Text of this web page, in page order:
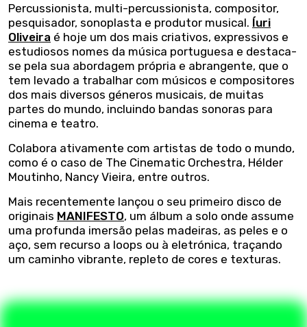
Percussionista, multi-percussionista, compositor,
pesquisador, sonoplasta e produtor musical. Íuri
Oliveira é hoje um dos mais criativos, expressivos e
estudiosos nomes da música portuguesa e destaca-
se pela sua abordagem própria e abrangente, que o
tem levado a trabalhar com músicos e compositores
dos mais diversos géneros musicais, de muitas
partes do mundo, incluindo bandas sonoras para
cinema e teatro.
Colabora ativamente com artistas de todo o mundo,
como é o caso de The Cinematic Orchestra, Hélder
Moutinho, Nancy Vieira, entre outros.
Mais recentemente lançou o seu primeiro disco de
originais MANIFESTO, um álbum a solo onde assume
uma profunda imersão pelas madeiras, as peles e o
aço, sem recurso a loops ou à eletrónica, traçando
um caminho vibrante, repleto de cores e texturas.